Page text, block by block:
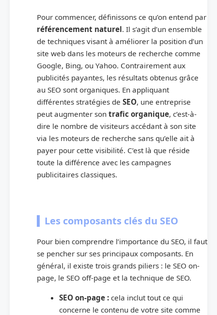
Pour commencer, définissons ce qu’on entend par
référencement naturel. Il s’agit d’un ensemble
de techniques visant à améliorer la position d’un
site web dans les moteurs de recherche comme
Google, Bing, ou Yahoo. Contrairement aux
publicités payantes, les résultats obtenus grâce
au SEO sont organiques. En appliquant
différentes stratégies de SEO, une entreprise
peut augmenter son trafic organique, c’est-à-
dire le nombre de visiteurs accédant à son site
via les moteurs de recherche sans qu’elle ait à
payer pour cette visibilité. C’est là que réside
toute la différence avec les campagnes
publicitaires classiques.
Les composants clés du SEO
Pour bien comprendre l’importance du SEO, il faut
se pencher sur ses principaux composants. En
général, il existe trois grands piliers : le SEO on-
page, le SEO off-page et la technique de SEO.
SEO on-page :cela inclut tout ce qui
concerne le contenu de votre site comme